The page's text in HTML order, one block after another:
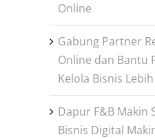
Online
Gabung Partner
Online dan Bantu
Kelola Bisnis
Dapur F&B Makin
Bisnis Digital